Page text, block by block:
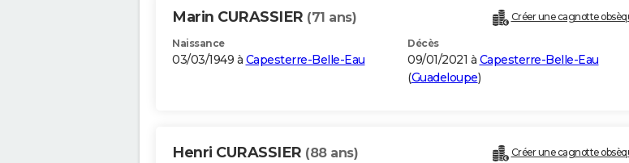
Marin CURASSIER (71 ans) Créer une cagnotte
Naissance
03/03/1949 à Capesterre-Belle-Eau
Décès
09/01/2021 à Capesterre-Belle-Eau
(Guadeloupe)
Henri CURASSIER (88 ans) Créer une cagnotte